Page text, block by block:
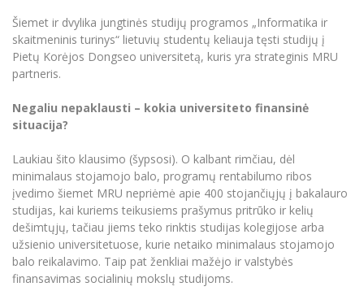
Šiemet ir dvylika jungtinės studijų programos „Informatika ir
skaitmeninis turinys“ lietuvių studentų keliauja tęsti studijų į
Pietų Korėjos Dongseo universitetą, kuris yra strateginis MRU
partneris.
Negaliu nepaklausti – kokia universiteto finansinė
situacija?
Laukiau šito klausimo (šypsosi). O kalbant rimčiau, dėl
minimalaus stojamojo balo, programų rentabilumo ribos
įvedimo šiemet MRU nepriėmė apie 400 stojančiųjų į bakalauro
studijas, kai kuriems teikusiems prašymus pritrūko ir kelių
dešimtųjų, tačiau jiems teko rinktis studijas kolegijose arba
užsienio universitetuose, kurie netaiko minimalaus stojamojo
balo reikalavimo. Taip pat ženkliai mažėjo ir valstybės
finansavimas socialinių mokslų studijoms.